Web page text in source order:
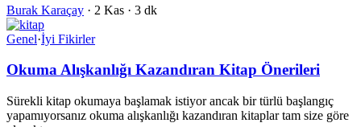
Burak Karaçay · 2 Kas · 3 dk
Genel·İyi Fikirler
Okuma Alışkanlığı Kazandıran Kitap Önerileri
Sürekli kitap okumaya başlamak istiyor ancak bir türlü başlangıç
yapamıyorsanız okuma alışkanlığı kazandıran kitaplar tam size göre